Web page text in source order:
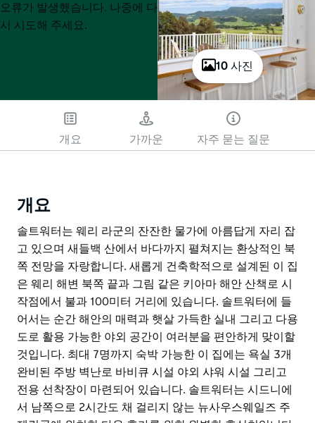
10 사진
List
List
오류가 발생했습니다. 나중에 다
시 시도해 주세요.
개요 가까운 자주 묻는 질문
개요
솔트워터는 웨리 라군의 잔잔한 물가에 아름답게 자리 잡
고 있으며 새들백 산에서 바다까지 펼쳐지는 환상적인 북
쪽 전망을 자랑합니다. 새롭게 건축학적으로 설계된 이 집
은 웨리 해변 북쪽 끝과 그림 같은 키아마 해안 산책로 시
작점에서 불과 100미터 거리에 있습니다. 솔트워터에 들
어서는 순간 해안의 매력과 햇살 가득한 실내 그리고 다용
도로 활용 가능한 야외 공간이 여러분을 편안하게 맞이할
것입니다. 최대 7명까지 숙박 가능한 이 집에는 욕실 3개
완비된 주방 벽난로 바비큐 시설 야외 샤워 시설 그리고
전용 선착장이 마련되어 있습니다. 솔트워터는 시드니에
서 남쪽으로 2시간도 채 걸리지 않는 뉴사우스웨일즈 주